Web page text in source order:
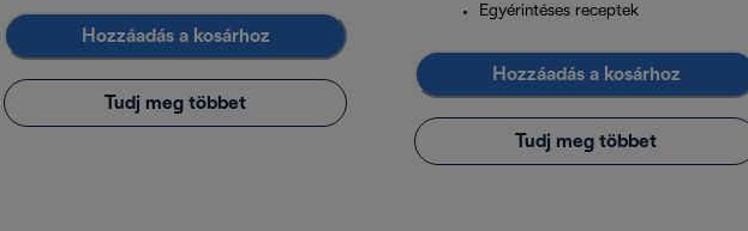
Hozzáadás a kosárhoz
Tudj meg többet
Egyérintéses receptek
Hozzáadás a kosárhoz
Tudj meg többet